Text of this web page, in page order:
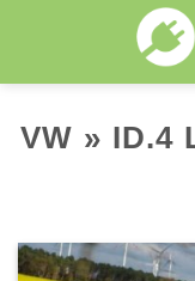
VW » ID.4